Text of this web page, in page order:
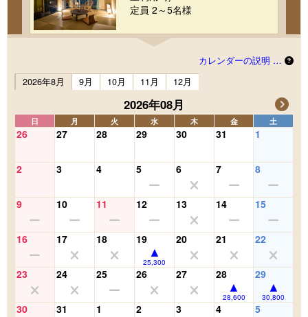
定員 2～5名様
カレンダーの説明 …
2026年8月
9月 10月 11月 12月
2026年08月
日 月 火 水 木 金 土
26 27 28 29 30 31 1
2 3 4 5 6 7 8
9 10 11 12 13 14 15
16 17 18 19
25,300
20 21 22
23 24 25 26 27 28
28,600
29
30,800
30 31 1 2 3 4 5